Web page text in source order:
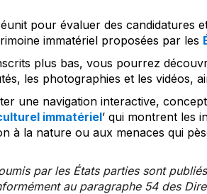
pour évaluer des candidatures
immatériel proposées par les
plus bas, vous pourrez
les photographies et les vidéos,
une navigation interactive,
immatériel’ qui montrent les
à la nature ou aux menaces qui
par les États parties sont
au paragraphe 54 des